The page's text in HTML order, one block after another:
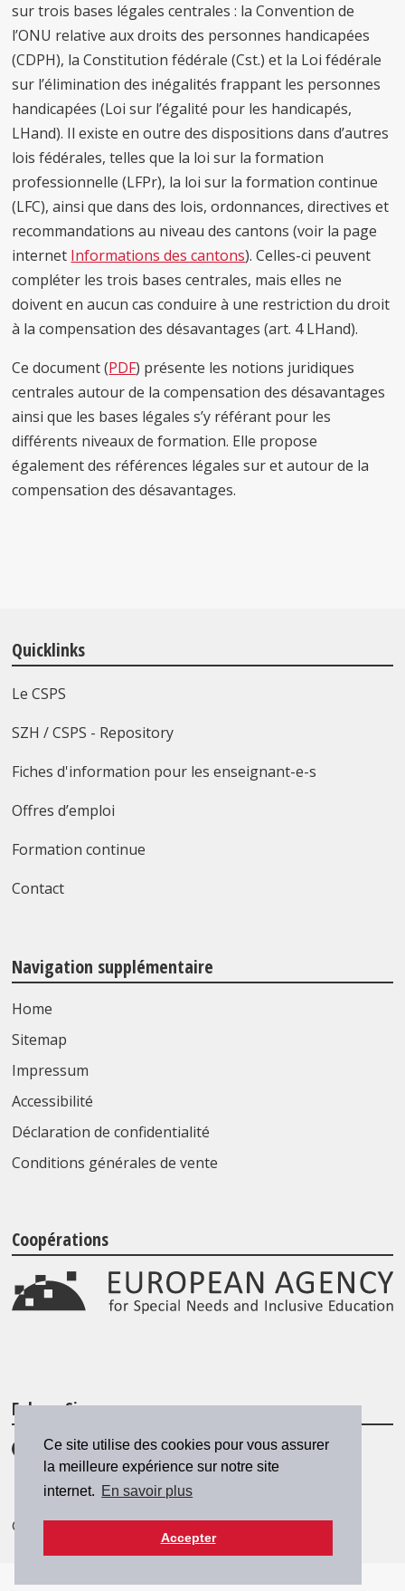
Ce site utilise des cookies pour vous assurer
la meilleure expérience sur notre site
internet. En savoir plus
Accepter
sur trois bases légales centrales : la Convention de
l’ONU relative aux droits des personnes handicapées
(CDPH), la Constitution fédérale (Cst.) et la Loi fédérale
sur l’élimination des inégalités frappant les personnes
handicapées (Loi sur l’égalité pour les handicapés,
LHand). Il existe en outre des dispositions dans d’autres
lois fédérales, telles que la loi sur la formation
professionnelle (LFPr), la loi sur la formation continue
(LFC), ainsi que dans des lois, ordonnances, directives et
recommandations au niveau des cantons (voir la page
internet Informations des cantons). Celles-ci peuvent
compléter les trois bases centrales, mais elles ne
doivent en aucun cas conduire à une restriction du droit
à la compensation des désavantages (art. 4 LHand).
Ce document (PDF) présente les notions juridiques
centrales autour de la compensation des désavantages
ainsi que les bases légales s’y référant pour les
différents niveaux de formation. Elle propose
également des références légales sur et autour de la
compensation des désavantages.
Quicklinks
Le CSPS
SZH / CSPS - Repository
Fiches d'information pour les enseignant-e-s
Offres d’emploi
Formation continue
Contact
Navigation supplémentaire
Home
Sitemap
Impressum
Accessibilité
Déclaration de confidentialité
Conditions générales de vente
Coopérations
Folgen Sie uns
© 2026 SZH/CSPS|csps@csps.ch